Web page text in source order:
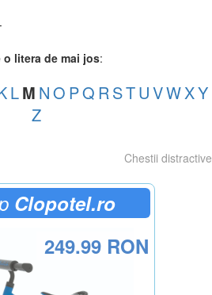
o litera de mai jos:
LM NO PQ RSTUVWXY
Z
Chestii distractive
Clopotel.ro
249.99 RON